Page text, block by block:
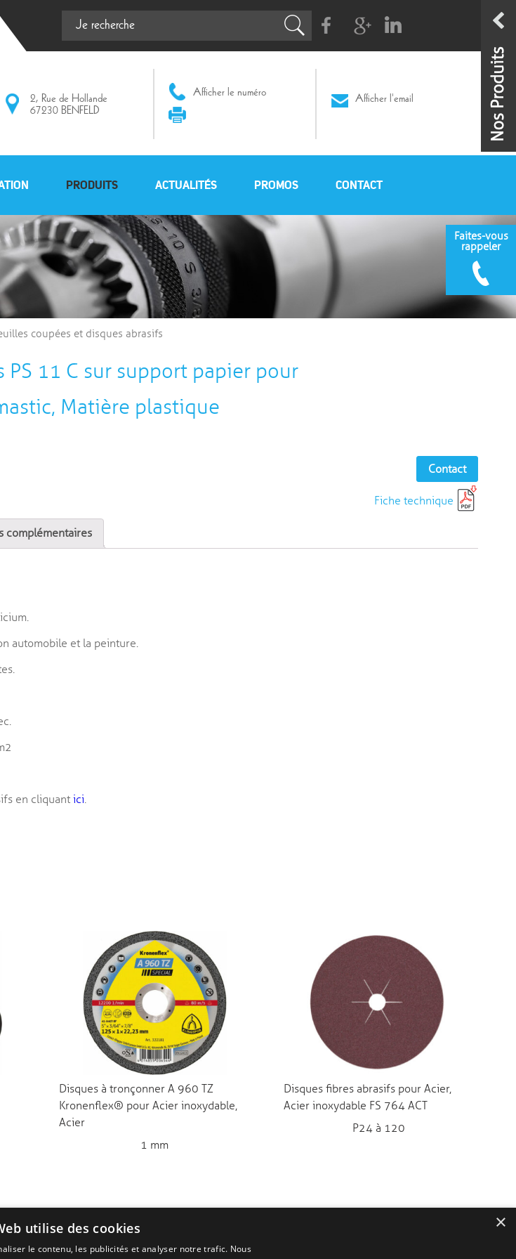
Facebook
G+ Linkedin
2, Rue de Hollande
67230 BENFELD
Afficher le numéro
Afficher l'email
PRODUITS ACTUALITÉS PROMOS CONTACT
coupées et disques abrasifs
PS 11 C sur support papier pour
Matière plastique
Contact
Fiche technique
Faites-vous
rappeler
complémentaires
automobile et la peinture.
en cliquant ici.
Disques à tronçonner A 960 TZ
Kronenflex® pour Acier inoxydable,
Acier
1 mm
Disques fibres abrasifs pour Acier,
Acier inoxydable FS 764 ACT
P24 à 120
×
utilise des cookies
le contenu, les publicités et analyser notre trafic. Nous